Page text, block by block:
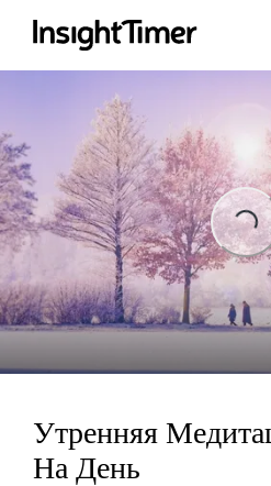
Loading...
Loading...
Утренняя
На День